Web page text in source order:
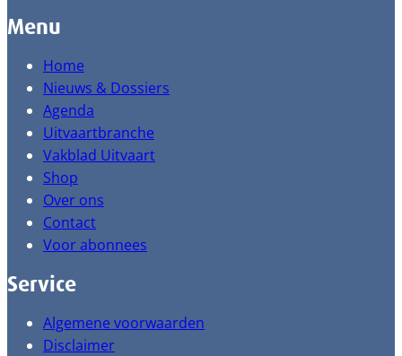
Menu
Home
Nieuws & Dossiers
Agenda
Uitvaartbranche
Vakblad Uitvaart
Shop
Over ons
Contact
Voor abonnees
Service
Algemene voorwaarden
Disclaimer